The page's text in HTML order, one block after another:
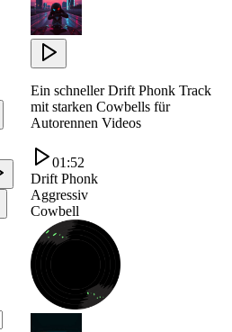
Ein schneller Drift Phonk Track
mit starken Cowbells für
Autorennen Videos
01:52
Drift Phonk
Aggressiv
Cowbell